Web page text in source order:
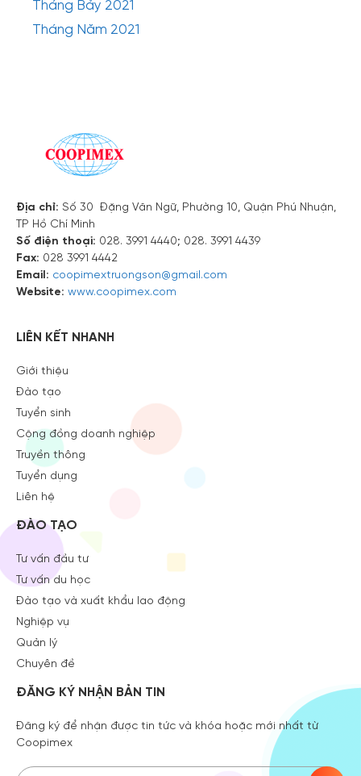
Tháng Bảy 2021
Tháng Năm 2021
Địa chỉ: Số 30 Đặng Văn Ngữ, Phường 10, Quận Phú Nhuận,
TP Hồ Chí Minh
Số điện thoại: 028. 3991 4440; 028. 3991 4439
Fax: 028 3991 4442
Email: coopimextruongson@gmail.com
Website: www.coopimex.com
LIÊN KẾT NHANH
Giới thiệu
Đào tạo
Tuyển sinh
Cộng đồng doanh nghiệp
Truyền thông
Tuyển dụng
Liên hệ
ĐÀO TẠO
Tư vấn đầu tư
Tư vấn du học
Đào tạo và xuất khẩu lao động
Nghiệp vụ
Quản lý
Chuyên đề
ĐĂNG KÝ NHẬN BẢN TIN
Đăng ký để nhận được tin tức và khóa hoặc mới nhất từ
Coopimex